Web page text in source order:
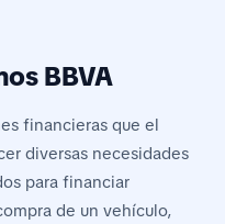
BBVA
financieras que el
diversas necesidades
para financiar
de un vehículo,